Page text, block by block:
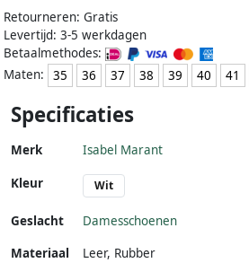
Retourneren: Gratis
Levertijd: 3-5 werkdagen
Betaalmethodes:
Maten:
35 36 37 38 39 40 41
Specificaties
Merk Isabel Marant
Kleur Wit
Geslacht
Damesschoenen
Materiaal
Leer, Rubber